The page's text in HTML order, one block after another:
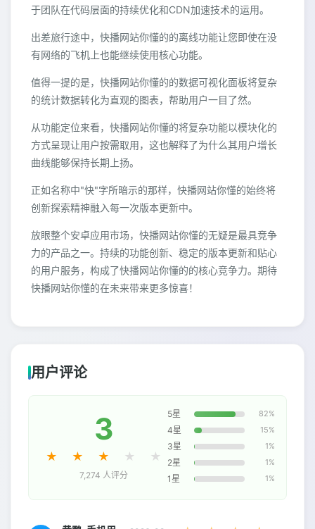
于团队在代码层面的持续优化和CDN加速技术的运用。
出差旅行途中，快播网站你懂的的离线功能让您即使在没
有网络的飞机上也能继续使用核心功能。
值得一提的是，快播网站你懂的的数据可视化面板将复杂
的统计数据转化为直观的图表，帮助用户一目了然。
从功能定位来看，快播网站你懂的将复杂功能以模块化的
方式呈现让用户按需取用，这也解释了为什么其用户增长
曲线能够保持长期上扬。
正如名称中"快"字所暗示的那样，快播网站你懂的始终将
创新探索精神融入每一次版本更新中。
放眼整个安卓应用市场，快播网站你懂的无疑是最具竞争
力的产品之一。持续的功能创新、稳定的版本更新和贴心
的用户服务，构成了快播网站你懂的的核心竞争力。期待
快播网站你懂的在未来带来更多惊喜！
用户评论
3
★ ★ ★ ★ ★
7,274 人评分
5星 82%
4星 15%
3星 1%
2星 1%
1星 1%